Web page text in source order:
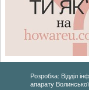
Розробка: Відділ
апарату